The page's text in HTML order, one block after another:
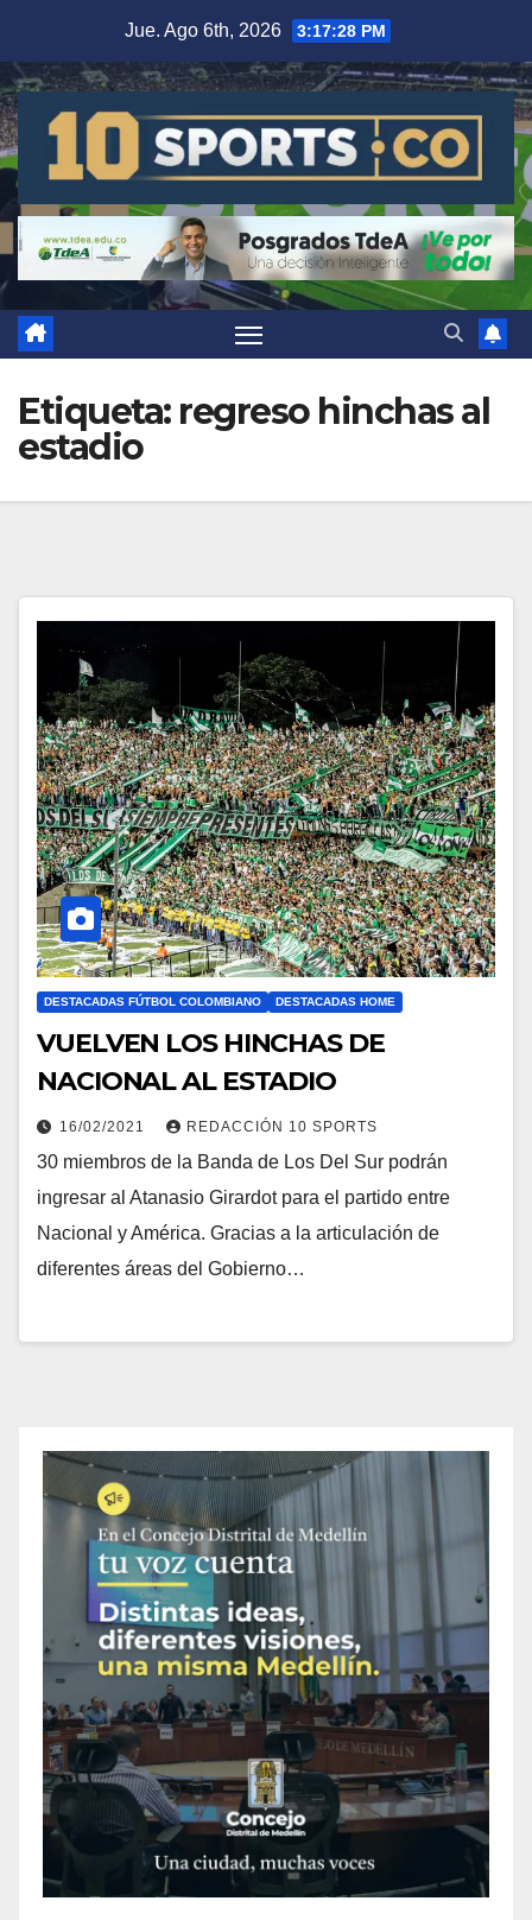
Jue. Ago 6th, 2026 3:17:28 PM
Etiqueta: regreso hinchas al
estadio
DESTACADAS FÚTBOL COLOMBIANO DESTACADAS HOME
VUELVEN LOS HINCHAS DE
NACIONAL AL ESTADIO
16/02/2021 REDACCIÓN 10 SPORTS
30 miembros de la Banda de Los Del Sur podrán
ingresar al Atanasio Girardot para el partido entre
Nacional y América. Gracias a la articulación de
diferentes áreas del Gobierno…